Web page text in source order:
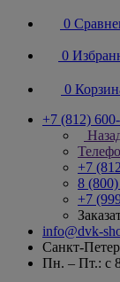
0
0
0
+7 (812)
+7
8
+7
info@dvk-
Санкт-
Пн. – Пт.: с